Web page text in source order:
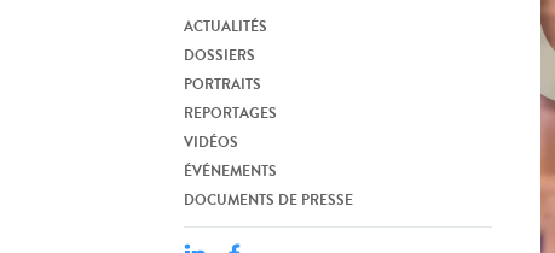
ACTUALITÉS
DOSSIERS
PORTRAITS
REPORTAGES
VIDÉOS
ÉVÉNEMENTS
DOCUMENTS DE PRESSE